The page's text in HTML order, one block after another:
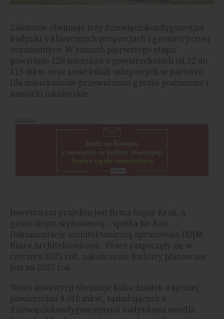
Założenie obejmuje trzy dziewięciokondygnacyjne
budynki o klasycznych proporcjach i geometrycznej
ornamentyce. W ramach pierwszego etapu
powstanie 126 mieszkań o powierzchniach od 32 do
119 mkw. oraz sześć lokali usługowych w parterze.
Dla mieszkańców przewidziano garaże podziemne i
komórki lokatorskie.
Reklama
Inwestorem projektu jest firma Super Krak, a
generalnym wykonawcą – spółka Re-Bau.
Dokumentację architektoniczną opracowało DDJM
Biuro Architektoniczne. Prace rozpoczęły się w
czerwcu 2025 rok, zakończenie budowy planowane
jest na 2027 rok.
Teren inwestycji obejmuje kilka działek o łącznej
powierzchni 9 018 mkw., sąsiadujących z
dziewięciokondygnacyjnymi budynkami osiedla